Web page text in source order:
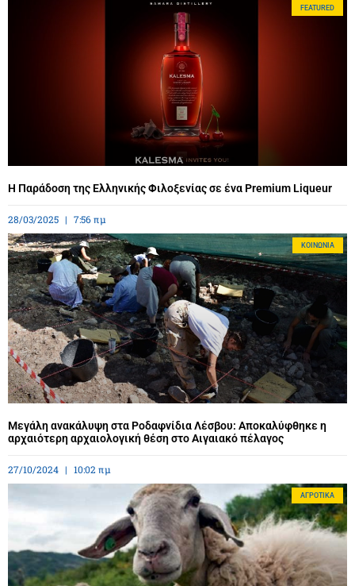
FEATURED
Η Παράδοση της Ελληνικής Φιλοξενίας σε ένα Premium Liqueur
28/03/2025 7:56 πμ
ΚΟΙΝΩΝΊΑ
Μεγάλη ανακάλυψη στα Ροδαφνίδια Λέσβου: Αποκαλύφθηκε η
αρχαιότερη αρχαιολογική θέση στο Αιγαιακό πέλαγος
27/10/2024 10:02 πμ
ΑΓΡΟΤΙΚΆ